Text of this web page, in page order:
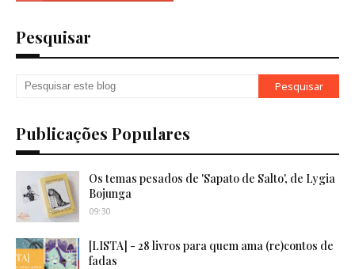
Pesquisar
Publicações Populares
Os temas pesados de 'Sapato de Salto', de Lygia
Bojunga
09:30
[LISTA] - 28 livros para quem ama (re)contos de
fadas